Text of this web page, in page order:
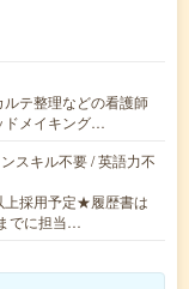
テ整理などの看護師
ドメイキング…
スキル不要 / 英語力不
採用予定★履歴書は
でに担当…